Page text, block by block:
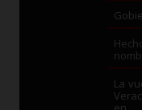
La